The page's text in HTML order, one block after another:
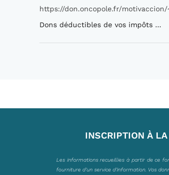
https://don.oncopole.fr/motivaccion/
Dons déductibles de vos impôts ...
INSCRIPTION À
Les informations recueillies à partir de ce
fourniture d’un service d’information. Vos